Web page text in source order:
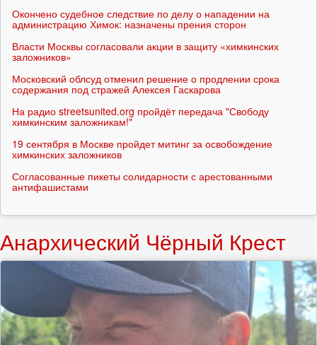
Окончено судебное следствие по делу о нападении на
администрацию Химок: назначены прения сторон
Власти Москвы согласовали акции в защиту «химкинских
заложников»
Московский облсуд отменил решение о продлении срока
содержания под стражей Алексея Гаскарова
На радио streetsunited.org пройдёт передача "Свободу
химкинским заложникам!"
19 сентября в Москве пройдет митинг за освобождение
химкинских заложников
Согласованные пикеты солидарности с арестованными
антифашистами
Анархический Чёрный Крест